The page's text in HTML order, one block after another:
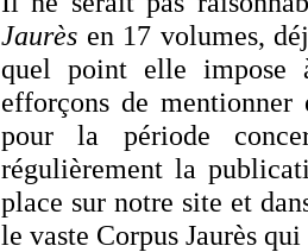
Jaurès en 17 volumes,
quel point elle impose
efforçons de mentionner
pour la période
régulièrement la
place sur notre site et
le vaste Corpus Jaurès